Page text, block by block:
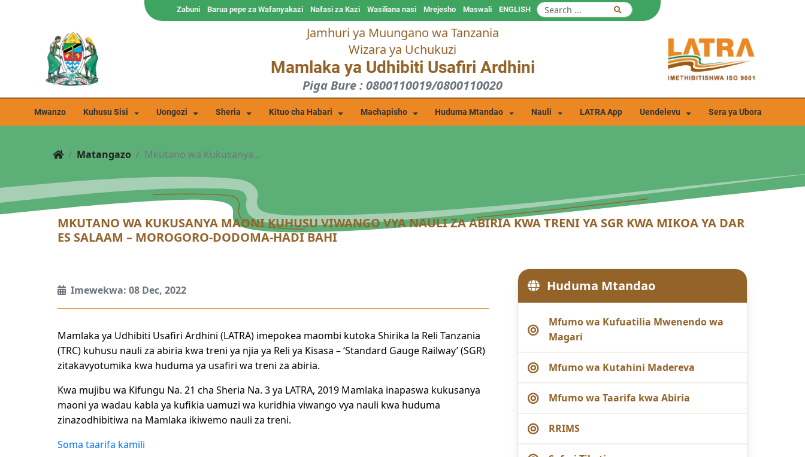
ENGLISH
Maswali
Mrejesho
Wasiliana nasi
Nafasi za Kazi
Barua pepe za Wafanyakazi
Zabuni
Jamhuri ya Muungano wa Tanzania
Wizara ya Uchukuzi
Mamlaka ya Udhibiti Usafiri Ardhini
Piga Bure : 0800110019/0800110020
Mwanzo Kuhusu Sisi Uongozi Sheria Kituo cha Habari Machapisho Huduma Mtandao Nauli LATRA App Uendelevu Sera ya Ubora
Matangazo Mkutano wa Kukusanya...
MKUTANO WA KUKUSANYA MAONI KUHUSU VIWANGO VYA NAULI ZA ABIRIA KWA TRENI YA SGR KWA MIKOA YA DAR
ES SALAAM – MOROGORO-DODOMA-HADI BAHI
Imewekwa: 08 Dec, 2022
Mamlaka ya Udhibiti Usafiri Ardhini (LATRA) imepokea maombi kutoka Shirika la Reli Tanzania
(TRC) kuhusu nauli za abiria kwa treni ya njia ya Reli ya Kisasa – ‘Standard Gauge Railway’ (SGR)
zitakavyotumika kwa huduma ya usafiri wa treni za abiria.
Kwa mujibu wa Kifungu Na. 21 cha Sheria Na. 3 ya LATRA, 2019 Mamlaka inapaswa kukusanya
maoni ya wadau kabla ya kufikia uamuzi wa kuridhia viwango vya nauli kwa huduma
zinazodhibitiwa na Mamlaka ikiwemo nauli za treni.
Soma taarifa kamili
Huduma Mtandao
Mfumo wa Kufuatilia Mwenendo wa
Magari
Mfumo wa Kutahini Madereva
Mfumo wa Taarifa kwa Abiria
RRIMS